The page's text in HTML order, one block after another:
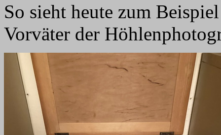
So sieht heute zum
Vorväter der